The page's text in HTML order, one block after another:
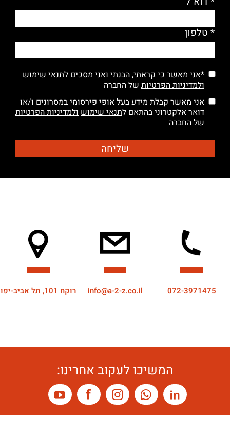
* טלפון
*אני מאשר כי קראתי, הבנתי ואני מסכים לתנאי שימוש
ולמדיניות הפרטיות של החברה
אני מאשר קבלת מידע בעל אופי פירסומי במסרונים ו/או
דואר אלקטרוני בהתאם לתנאי שימוש ולמדיניות הפרטיות
של החברה
072-3971475
info@a-2-z.co.il רוקח 101, תל אביב-יפו
המשיכו לעקוב אחרינו: